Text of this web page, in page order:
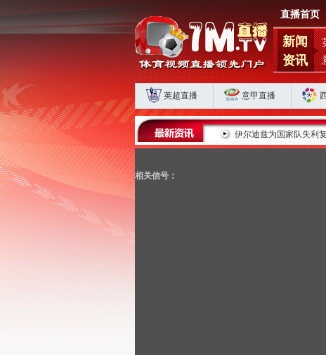
直播首页
新闻
资讯
英超直播 意甲直播
五连平藏肋部危机 海港申花双败揭扣分时代生存 伊尔迪兹为国家队失利
相关信号：